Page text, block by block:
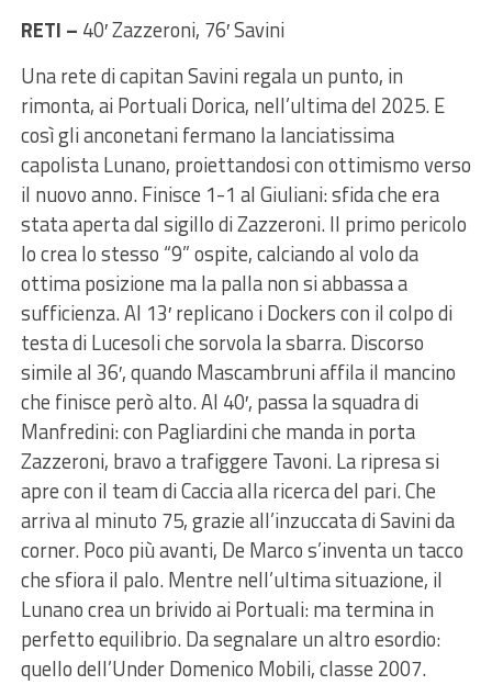
RETI – 40′ Zazzeroni, 76′ Savini
Una rete di capitan Savini regala un punto, in
rimonta, ai Portuali Dorica, nell’ultima del 2025. E
così gli anconetani fermano la lanciatissima
capolista Lunano, proiettandosi con ottimismo verso
il nuovo anno. Finisce 1-1 al Giuliani: sfida che era
stata aperta dal sigillo di Zazzeroni. Il primo pericolo
lo crea lo stesso “9” ospite, calciando al volo da
ottima posizione ma la palla non si abbassa a
sufficienza. Al 13′ replicano i Dockers con il colpo di
testa di Lucesoli che sorvola la sbarra. Discorso
simile al 36′, quando Mascambruni affila il mancino
che finisce però alto. Al 40′, passa la squadra di
Manfredini: con Pagliardini che manda in porta
Zazzeroni, bravo a trafiggere Tavoni. La ripresa si
apre con il team di Caccia alla ricerca del pari. Che
arriva al minuto 75, grazie all’inzuccata di Savini da
corner. Poco più avanti, De Marco s’inventa un tacco
che sfiora il palo. Mentre nell’ultima situazione, il
Lunano crea un brivido ai Portuali: ma termina in
perfetto equilibrio. Da segnalare un altro esordio:
quello dell’Under Domenico Mobili, classe 2007.